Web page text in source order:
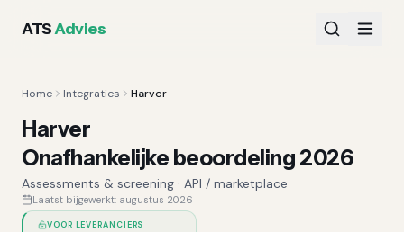
ATSAdvies
Home Integraties Harver
Harver
Onafhankelijke beoordeling 2026
Assessments & screening · API / marketplace
Laatst bijgewerkt: augustus 2026
VOOR LEVERANCIERS